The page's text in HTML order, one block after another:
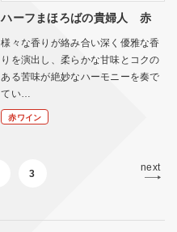
ハーフまほろばの貴婦人 赤
様々な香りが絡み合い深く優雅な香
りを演出し、柔らかな甘味とコクの
ある苦味が絶妙なハーモニーを奏で
てい…
赤ワイン
3
next